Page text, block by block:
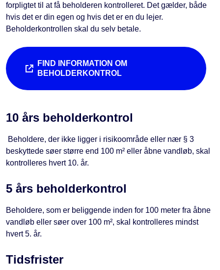
forpligtet til at få beholderen kontrolleret. Det gælder, både
hvis det er din egen og hvis det er en du lejer.
Beholderkontrollen skal du selv betale.
FIND INFORMATION OM
BEHOLDERKONTROL
10 års beholderkontrol
Beholdere, der ikke ligger i risikoområde eller nær § 3
beskyttede søer større end 100 m² eller åbne vandløb, skal
kontrolleres hvert 10. år.
5 års beholderkontrol
Beholdere, som er beliggende inden for 100 meter fra åbne
vandløb eller søer over 100 m², skal kontrolleres mindst
hvert 5. år.
Tidsfrister